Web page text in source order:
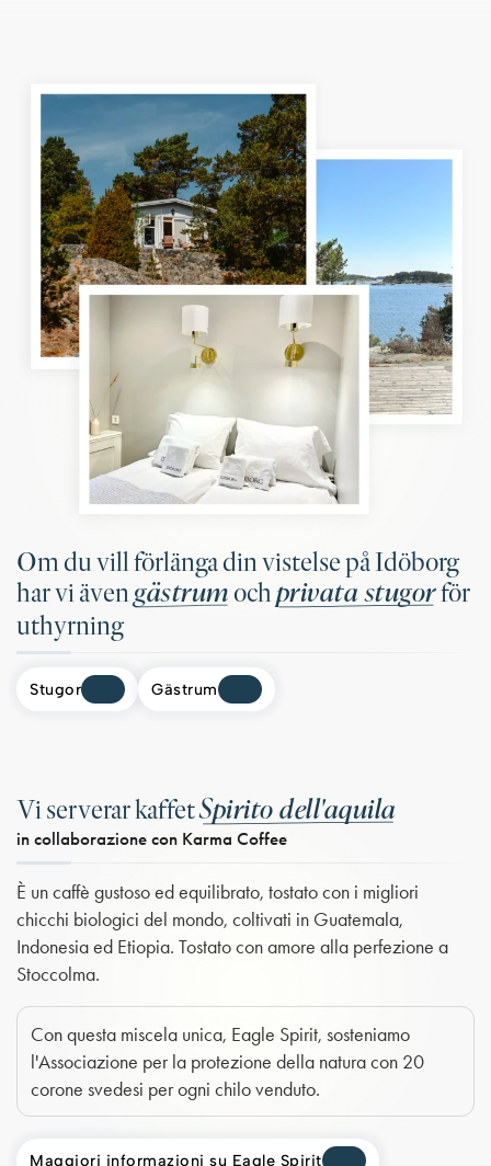
Om du vill förlänga din vistelse på Idöborg
har vi ävengästrumochprivata stugorför
uthyrning
Stugor Gästrum
Vi serverar kaffetSpirito dell'aquila
in collaborazione con Karma Coffee
È un caffè gustoso ed equilibrato, tostato con i migliori
chicchi biologici del mondo, coltivati in Guatemala,
Indonesia ed Etiopia. Tostato con amore alla perfezione a
Stoccolma.
Con questa miscela unica, Eagle Spirit, sosteniamo
l'Associazione per la protezione della natura con 20
corone svedesi per ogni chilo venduto.
Maggiori informazioni su Eagle Spirit